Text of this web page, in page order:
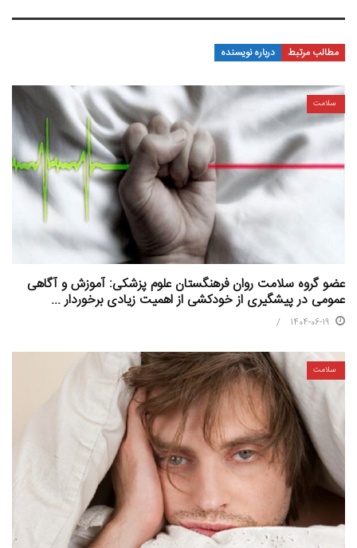
مطالب مرتبط درباره نویسنده
سلامت
عضو گروه سلامت روان فرهنگستان علوم پزشکی: آموزش و آگاهی
عمومی در پیشگیری از خودکشی از اهمیت زیادی برخوردار ...
1404-06-19
سلامت